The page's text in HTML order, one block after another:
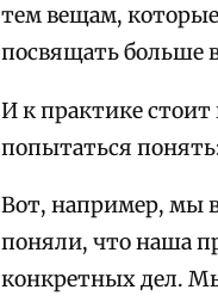
тем вещам,
посвящать больше
И к практике стоит
попытаться
Вот, например, мы
поняли, что наша
конкретных дел.